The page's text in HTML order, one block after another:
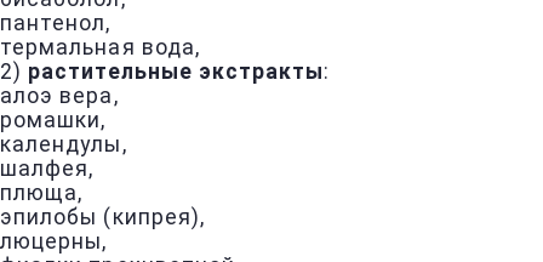
пантенол,
термальная вода,
2) растительные экстракты:
алоэ вера,
ромашки,
календулы,
шалфея,
плюща,
эпилобы (кипрея),
люцерны,